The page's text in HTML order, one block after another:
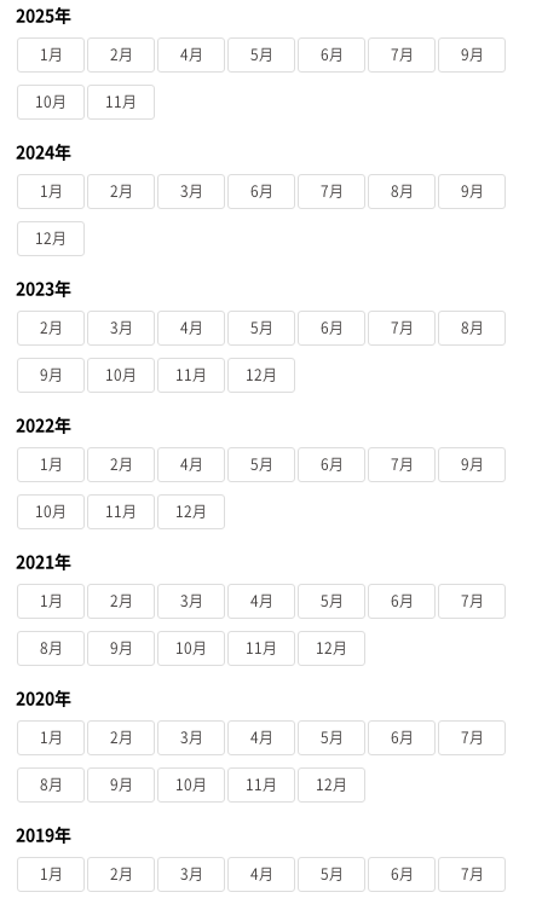
2025年
1月 2月 4月 5月 6月 7月 9月
10月 11月
2024年
1月 2月 3月 6月 7月 8月 9月
12月
2023年
2月 3月 4月 5月 6月 7月 8月
9月 10月 11月 12月
2022年
1月 2月 4月 5月 6月 7月 9月
10月 11月 12月
2021年
1月 2月 3月 4月 5月 6月 7月
8月 9月 10月 11月 12月
2020年
1月 2月 3月 4月 5月 6月 7月
8月 9月 10月 11月 12月
2019年
1月 2月 3月 4月 5月 6月 7月